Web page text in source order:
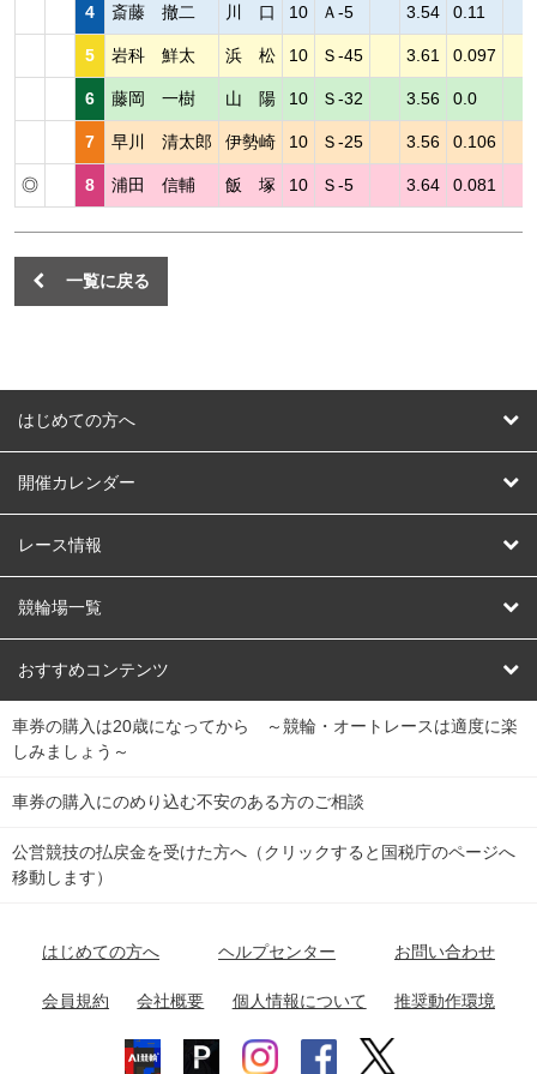
4 斎藤 撤二 川 口 10 Ａ-5 3.54 0.11
5 岩科 鮮太 浜 松 10 Ｓ-45 3.61 0.097
6 藤岡 一樹 山 陽 10 Ｓ-32 3.56 0.0
7 早川 清太郎 伊勢崎 10 Ｓ-25 3.56 0.106
◎ 8 浦田 信輔 飯 塚 10 Ｓ-5 3.64 0.081
一覧に戻る
はじめての方へ
はじめての方へ
開催カレンダー
競輪
オートレース
競輪くじ
Dokanto!
チャリロトプラザ
レース情報
レース予想
レース結果
キャリーオーバー一覧
競輪場一覧
北日本 函館競輪場
関
東
弥彦競輪場 前橋競輪場 取手競輪場 宇都宮競輪場
関
東
小田原競輪場
名古屋競輪場 岐阜競輪場 大垣競輪場 豊橋競輪場
富山競輪場 松阪競輪場 四日市競輪場
福井競輪場 奈良競輪場 向日町競輪場
おすすめコンテンツ
競輪選手情報
Perfecta Navi
netkeirin
車券の購入は20歳になってから ～競輪・オートレースは適度に楽
しみましょう～
車券の購入にのめり込む不安のある方のご相談
公営競技の払戻金を受けた方へ（クリックすると国税庁のページへ
移動します）
はじめての方へ ヘルプセンター お問い合わせ
会員規約 会社概要 個人情報について 推奨動作環境